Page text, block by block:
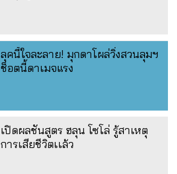
ลุคนี้ใจละลาย! มุกดาโผล่วิ่งสวนลุมฯ
ช็อตนี้ดาเมจแรง
เปิดผลชันสูตร ฮลุน โซโล่ รู้สาเหตุ
การเสียชีวิตเเล้ว